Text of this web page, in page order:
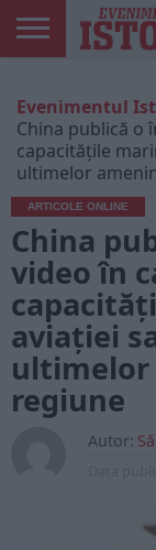
ONLINE
EDIȚII
TIPĂRITE
ISTORIC
PLAY
CONTUL
MEU
Evenimentul
China publică o
capacitățile
ultimelor
ARTICOLE ONLINE
China
video în
aviației
regiune
Autor: